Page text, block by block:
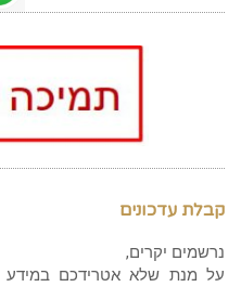
קבלת עדכונים
נרשמים יקרים,
על מנת שלא אטרידכם